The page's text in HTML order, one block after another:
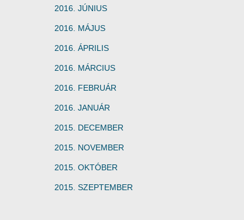
2016. JÚNIUS
2016. MÁJUS
2016. ÁPRILIS
2016. MÁRCIUS
2016. FEBRUÁR
2016. JANUÁR
2015. DECEMBER
2015. NOVEMBER
2015. OKTÓBER
2015. SZEPTEMBER